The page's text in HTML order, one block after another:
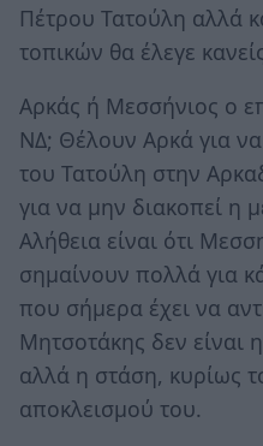
Πέτρου Τατούλη αλλά
τοπικών θα έλεγε
Αρκάς ή Μεσσήνιος ο
ΝΔ; Θέλουν Αρκά για
του Τατούλη στην
για να μην διακοπεί η
Αλήθεια είναι ότι
σημαίνουν πολλά για
που σήμερα έχει να
Μητσοτάκης δεν είναι
αλλά η στάση, κυρίως
αποκλεισμού του.